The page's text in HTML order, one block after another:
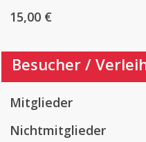
15,00 €
Besucher /
Mitglieder
Nichtmitglieder